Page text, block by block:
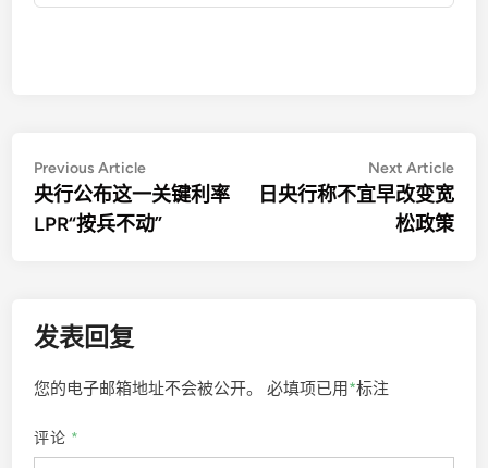
文
章
导
Previous ArticlePrevious
article:
央行公布这一关键利率
LPR“按兵不动”
Next Article
日央行称不宜早改变宽
松政策
发表回复
您的电子邮箱地址不会被公开。 必填项已用*标注
评论 *